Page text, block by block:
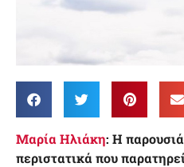
Μαρία Ηλιάκη: Η
περιστατικά που